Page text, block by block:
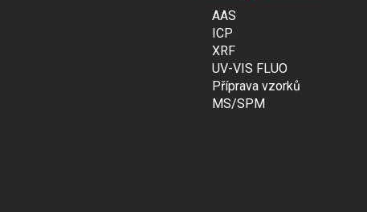
AAS
ICP
XRF
UV-VIS FLUO
Příprava vzorků
MS/SPM